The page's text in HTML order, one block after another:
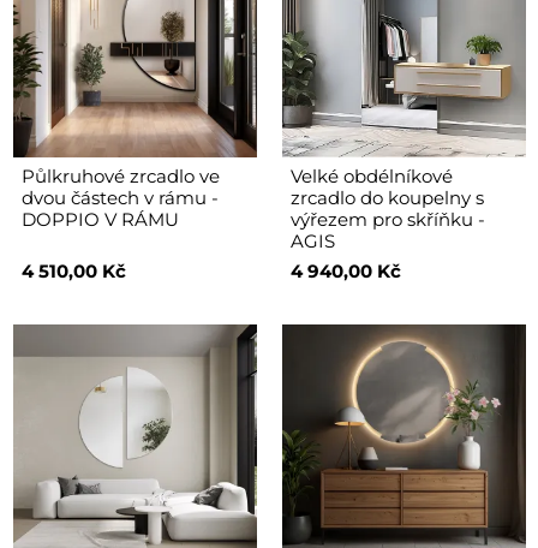
Půlkruhové zrcadlo ve
dvou částech v rámu -
DOPPIO V RÁMU
4 510,00 Kč
Velké obdélníkové
zrcadlo do koupelny s
výřezem pro skříňku -
AGIS
4 940,00 Kč